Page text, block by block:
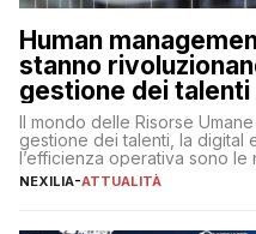
Human
stanno
gestione dei
Il mondo delle Risorse
gestione dei talenti, la digital
l’efficienza operativa sono
lavoro, d’altra parte, è
NEXILIA-ATTUALITÀ